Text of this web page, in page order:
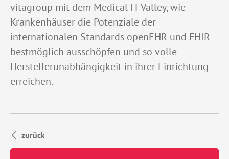
vitagroup mit dem Medical IT Valley, wie
Krankenhäuser die Potenziale der
internationalen Standards openEHR und FHIR
bestmöglich ausschöpfen und so volle
Herstellerunabhängigkeit in ihrer Einrichtung
erreichen.
zurück